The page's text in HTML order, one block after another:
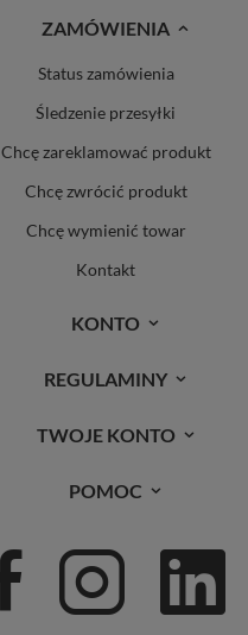
ZAMÓWIENIA
Status zamówienia
Śledzenie przesyłki
Chcę zareklamować produkt
Chcę zwrócić produkt
Chcę wymienić towar
Kontakt
KONTO
REGULAMINY
TWOJE KONTO
POMOC